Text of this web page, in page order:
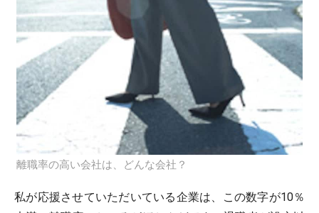
離職率の高い会社は、どんな会社？
私が応援させていただいている企業は、この数字が10％